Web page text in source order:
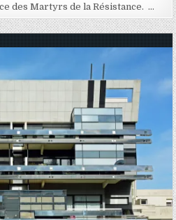
des Martyrs de la Résistance. …
in